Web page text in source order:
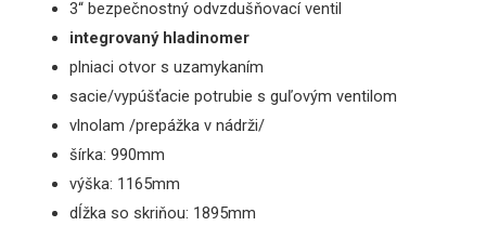
3“ bezpečnostný odvzdušňovací ventil
integrovaný hladinomer
plniaci otvor s uzamykaním
sacie/vypúšťacie potrubie s guľovým ventilom
vlnolam /prepážka v nádrži/
šírka: 990mm
výška: 1165mm
dĺžka so skriňou: 1895mm